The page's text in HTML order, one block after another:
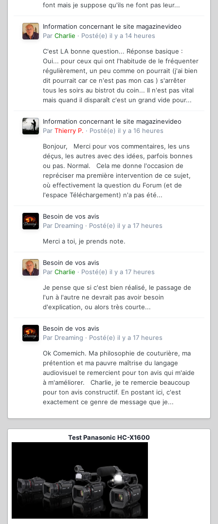
font mais je suppose qu'ils ne font pas leur...
Information concernant le site magazinevideo
Par Charlie · Posté(e) il y a 14 heures
C'est LA bonne question... Réponse basique :
Oui... pour ceux qui ont l'habitude de le fréquenter
régulièrement, un peu comme on pourrait (j'ai bien
dit pourrait car ce n'est pas mon cas ) s'arrêter
tous les soirs au bistrot du coin... Il n'est pas vital
mais quand il disparaît c'est un grand vide pour...
Information concernant le site magazinevideo
Par Thierry P. · Posté(e) il y a 16 heures
Bonjour, Merci pour vos commentaires, les uns
déçus, les autres avec des idées, parfois bonnes
ou pas. Normal. Cela me donne l'occasion de
repréciser ma première intervention de ce sujet,
où effectivement la question du Forum (et de
l'espace Téléchargement) n'a pas été...
Besoin de vos avis
Par Dreaming · Posté(e) il y a 17 heures
Merci a toi, je prends note.
Besoin de vos avis
Par Charlie · Posté(e) il y a 17 heures
Je pense que si c'est bien réalisé, le passage de
l'un à l'autre ne devrait pas avoir besoin
d'explication, ou alors très courte...
Besoin de vos avis
Par Dreaming · Posté(e) il y a 17 heures
Ok Comemich. Ma philosophie de couturière, ma
prétention et ma pauvre maîtrise du langage
audiovisuel te remercient pour ton avis qui m'aide
à m'améliorer. Charlie, je te remercie beaucoup
pour ton avis constructif. En postant ici, c'est
exactement ce genre de message que je...
Test Panasonic HC-X1600